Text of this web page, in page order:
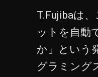
T.Fujibaは
ットを自動
か」という
グラミング